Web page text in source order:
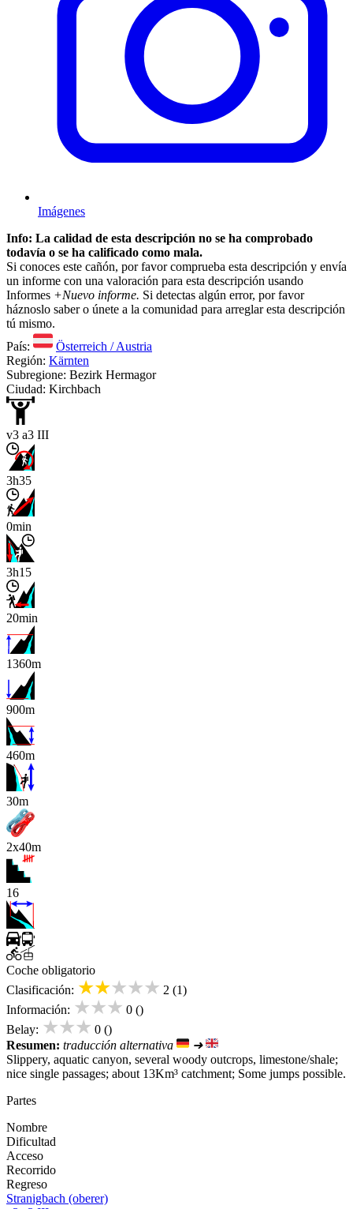
Imágenes
Info: La calidad de esta descripción no se ha comprobado
todavía o se ha calificado como mala.
Si conoces este cañón, por favor comprueba esta descripción y envía
un informe con una valoración para esta descripción usando
Informes +Nuevo informe. Si detectas algún error, por favor
háznoslo saber o únete a la comunidad para arreglar esta descripción
tú mismo.
País:
Österreich / Austria
Región: Kärnten
Subregione: Bezirk Hermagor
Ciudad: Kirchbach
v3 a3 III
3h35
0min
3h15
20min
1360m
900m
460m
x
30m
2x40m
16
Coche obligatorio
Clasificación: ★★★★★ 2 (1)
Información: ★★★ 0 ()
Belay: ★★★ 0 ()
Resumen: traducción alternativa
➜
Slippery, aquatic canyon, several woody outcrops, limestone/shale;
nice single passages; about 13Km³ catchment; Some jumps possible.
Partes
Nombre
Dificultad
Acceso
Recorrido
Regreso
Stranigbach (oberer)